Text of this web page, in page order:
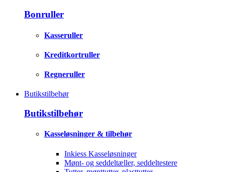
Bonruller
Kasseruller
Kreditkortruller
Regneruller
Butikstilbehør
Butikstilbehør
Kasseløsninger & tilbehør
Inkiess Kasseløsninger
Mønt- og seddeltæller, seddeltestere